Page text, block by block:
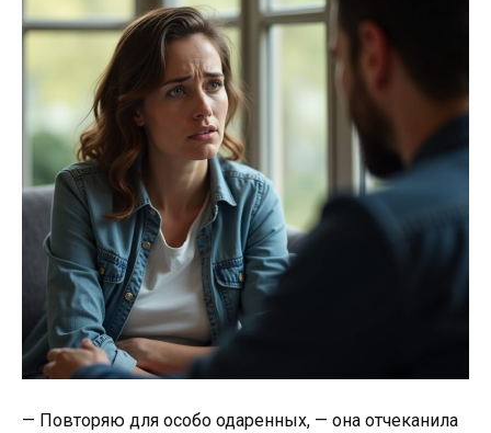
— Повторяю для особо одаренных, — она отчеканила